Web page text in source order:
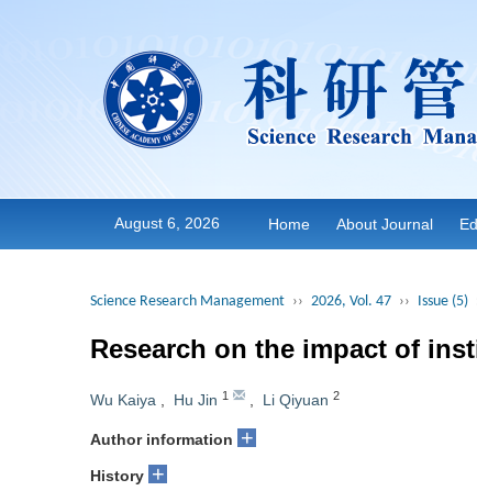
August 6, 2026 Home About Journal
Science Research Management ›› 2026, Vol. 47 ›› Issue (5)
Research on the impact of
Wu Kaiya Hu Jin 1 Li Qiyuan 2
Author information +
History +